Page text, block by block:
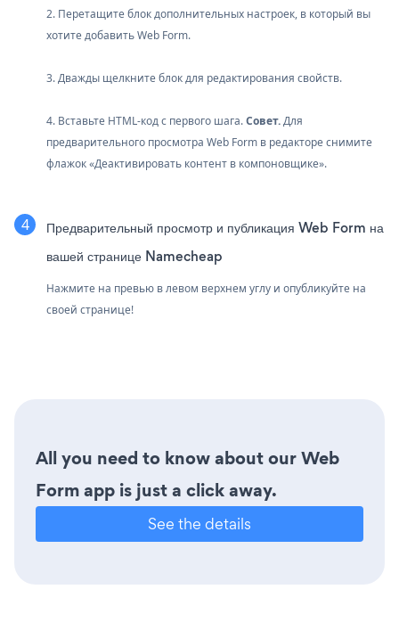
2. Перетащите блок дополнительных настроек, в который вы
хотите добавить Web Form.
3. Дважды щелкните блок для редактирования свойств.
4. Вставьте HTML-код с первого шага.Совет.Для
предварительного просмотра Web Form в редакторе снимите
флажок «Деактивировать контент в компоновщике».
Предварительный просмотр и публикация Web Form на
вашей странице Namecheap
Нажмите на превью в левом верхнем углу и опубликуйте на
своей странице!
All you need to know about our Web
Form app is just a click away.
See the details